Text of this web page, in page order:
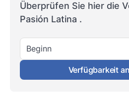
Überprüfen Sie hier die
Pasión Latina .
Beginn
Verfügbarkeit